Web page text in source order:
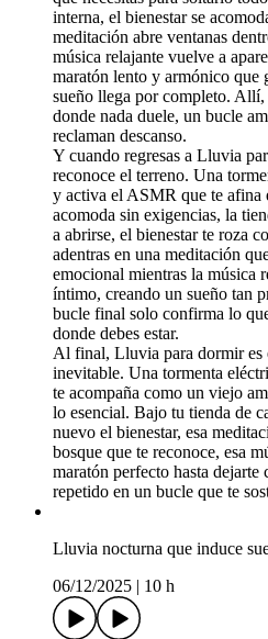
interna, el bienestar se
meditación abre ventanas
música relajante vuelve a
maratón lento y armónico que
sueño llega por completo. Allí,
donde nada duele, un bucle
reclaman descanso.
Y cuando regresas a Lluvia
reconoce el terreno. Una
y activa el ASMR que te afina
acomoda sin exigencias, la
a abrirse, el bienestar te roza
adentras en una meditación
emocional mientras la música
íntimo, creando un sueño tan
bucle final solo confirma lo
donde debes estar.
Al final, Lluvia para dormir es
inevitable. Una tormenta
te acompaña como un viejo
lo esencial. Bajo tu tienda de
nuevo el bienestar, esa
bosque que te reconoce, esa
maratón perfecto hasta dejarte
repetido en un bucle que te
Lluvia nocturna que induce
06/12/2025
10 h